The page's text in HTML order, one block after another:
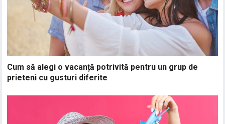
Cum să alegi o vacanță potrivită pentru un grup de
prieteni cu gusturi diferite